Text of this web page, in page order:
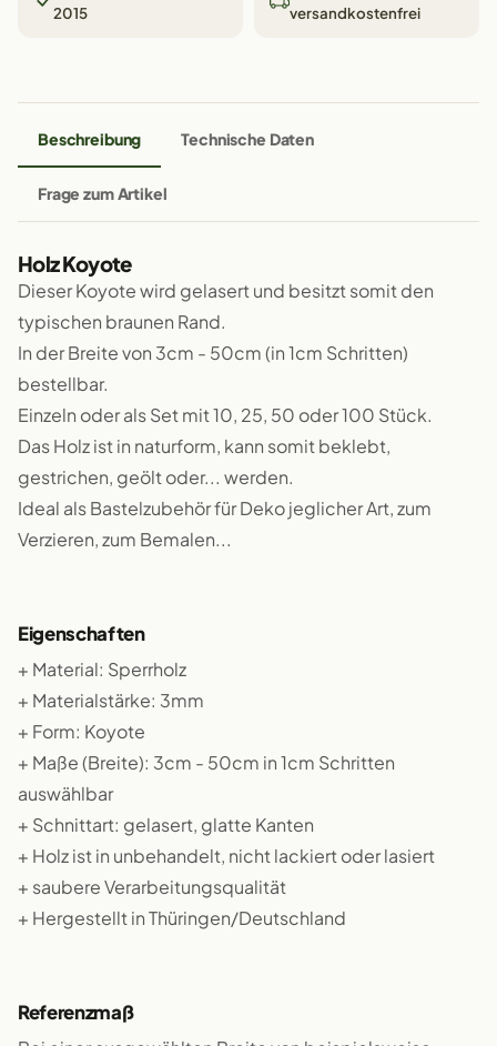
2015
versandkostenfrei
Beschreibung Technische Daten
Frage zum Artikel
Holz Koyote
Dieser Koyote wird gelasert und besitzt somit den
typischen braunen Rand.
In der Breite von 3cm - 50cm (in 1cm Schritten)
bestellbar.
Einzeln oder als Set mit 10, 25, 50 oder 100 Stück.
Das Holz ist in naturform, kann somit beklebt,
gestrichen, geölt oder... werden.
Ideal als Bastelzubehör für Deko jeglicher Art, zum
Verzieren, zum Bemalen...
Eigenschaften
+ Material: Sperrholz
+ Materialstärke: 3mm
+ Form: Koyote
+ Maße (Breite): 3cm - 50cm in 1cm Schritten
auswählbar
+ Schnittart: gelasert, glatte Kanten
+ Holz ist in unbehandelt, nicht lackiert oder lasiert
+ saubere Verarbeitungsqualität
+ Hergestellt in Thüringen/Deutschland
Referenzmaß